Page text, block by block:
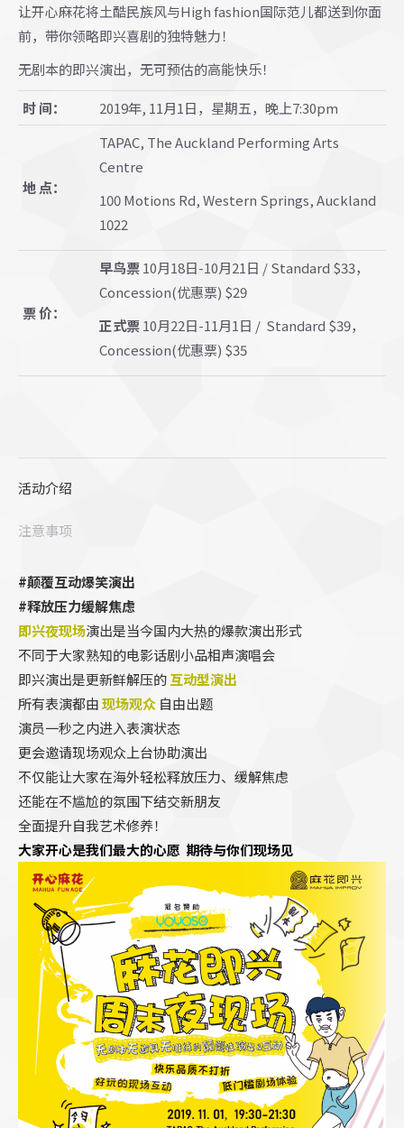
让开心麻花将土酷民族风与High fashion国际范儿都送到你面
前，带你领略即兴喜剧的独特魅力！
无剧本的即兴演出，无可预估的高能快乐！
时 间： 2019年, 11月1日，星期五，晚上7:30pm
地 点：
TAPAC, The Auckland Performing Arts
Centre
100 Motions Rd, Western Springs, Auckland
1022
票 价：
早鸟票10月18日-10月21日 /Standard $33，
Concession(优惠票) $29
正式票10月22日-11月1日 / Standard $39，
Concession(优惠票) $35
活动介绍
注意事项
#颠覆互动爆笑演出
#释放压力缓解焦虑
即兴夜现场演出是当今国内大热的爆款演出形式
不同于大家熟知的电影话剧小品相声演唱会
即兴演出是更新鲜解压的互动型演出
所有表演都由现场观众 自由出题
演员一秒之内进入表演状态
更会邀请现场观众上台协助演出
不仅能让大家在海外轻松释放压力、缓解焦虑
还能在不尴尬的氛围下结交新朋友
全面提升自我艺术修养！
大家开心是我们最大的心愿 期待与你们现场见